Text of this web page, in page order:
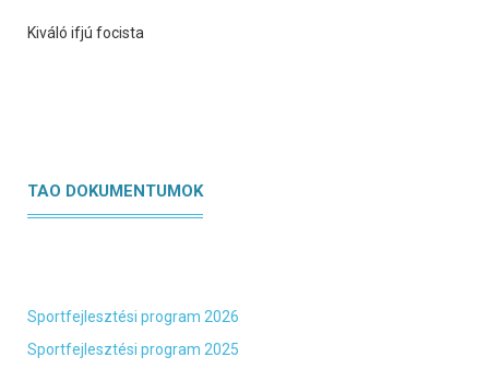
Kiváló ifjú focista
TAO DOKUMENTUMOK
Sportfejlesztési program 2026
Sportfejlesztési program 2025